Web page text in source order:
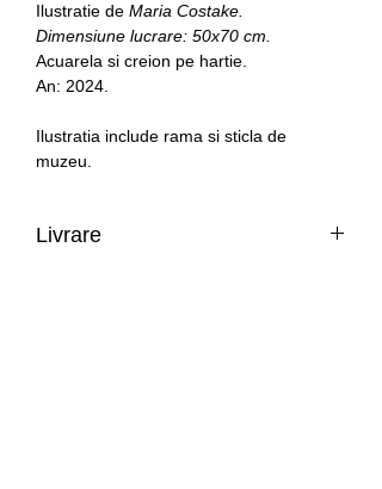
Ilustratie de Maria Costake.
Dimensiune lucrare: 50x70 cm.
Acuarela si creion pe hartie.
An: 2024.
Ilustratia include rama si sticla de
muzeu.
Livrare